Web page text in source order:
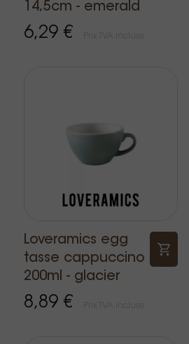
14,5cm - emerald
6,29 €
Loveramics egg
tasse cappuccino
200ml - glacier
8,89 €